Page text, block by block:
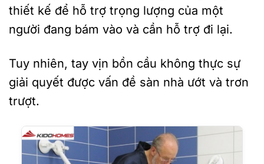
thiết kế để hỗ trợ trọng lượng của một
người đang bám vào và cần hỗ trợ đi lại.
Tuy nhiên, tay vịn bồn cầu không thực sự
giải quyết được vấn đề sàn nhà ướt và trơn
trượt.